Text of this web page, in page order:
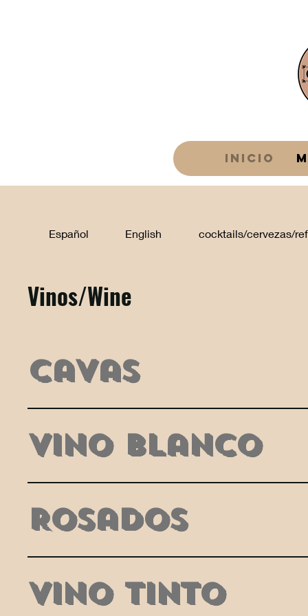
Inicio
Español English cocktails/cervezas/
Vinos/Wine
Cavas
Vino Blanco
Rosados
Vino tinto